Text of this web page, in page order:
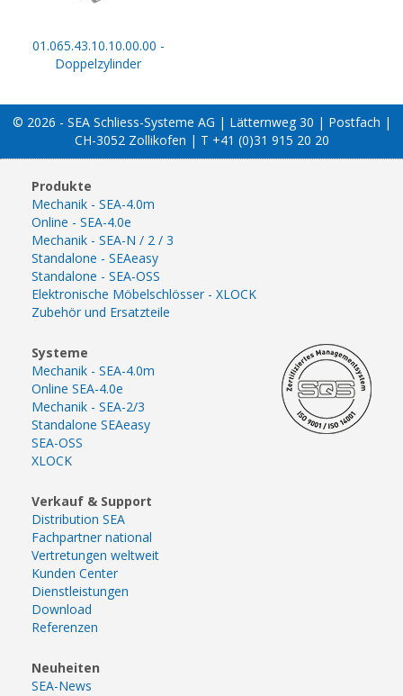
01.065.43.10.10.00.00 -
Doppelzylinder
© 2026 - SEA Schliess-Systeme AG | Lätternweg 30 | Postfach |
CH-3052 Zollikofen | T +41 (0)31 915 20 20
Produkte
Mechanik - SEA-4.0m
Online - SEA-4.0e
Mechanik - SEA-N / 2 / 3
Standalone - SEAeasy
Standalone - SEA-OSS
Elektronische Möbelschlösser - XLOCK
Zubehör und Ersatzteile
Systeme
Mechanik - SEA-4.0m
Online SEA-4.0e
Mechanik - SEA-2/3
Standalone SEAeasy
SEA-OSS
XLOCK
Verkauf & Support
Distribution SEA
Fachpartner national
Vertretungen weltweit
Kunden Center
Dienstleistungen
Download
Referenzen
Neuheiten
SEA-News